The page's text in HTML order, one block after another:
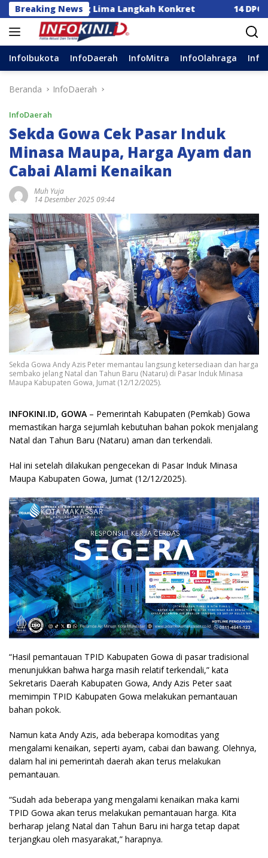
Langsung
ke
konten
Breaking News
Lima Langkah Konkret 14 DPC Terima SK
InfoIbukota InfoDaerah InfoMitra InfoOlahraga
Beranda InfoDaerah
InfoDaerah
Sekda Gowa Cek Pasar Induk
Minasa Maupa, Harga Ayam dan
Cabai Alami Kenaikan
Muh Yuja
14 Desember 2025 09:44
Sekda Gowa Andy Azis Peter memantau langsung ketersediaan dan harga
sembako jelang Natal dan Tahun Baru (Nataru) di Pasar Induk Minasa
Maupa Kabupaten Gowa, Jumat (12/12/2025).
INFOKINI.ID, GOWA – Pemerintah Kabupaten (Pemkab) Gowa
memastikan harga sejumlah kebutuhan bahan pokok menjalang
Natal dan Tahun Baru (Nataru) aman dan terkendali.
Hal ini setelah dilakukan pengecekan di Pasar Induk Minasa
Maupa Kabupaten Gowa, Jumat (12/12/2025).
“Hasil pemantauan TPID Kabupaten Gowa di pasar tradisional
menunjukkan bahwa harga masih relatif terkendali,” kata
Sekretaris Daerah Kabupaten Gowa, Andy Azis Peter saat
memimpin TPID Kabupaten Gowa melakukan pemantauan
bahan pokok.
Namun kata Andy Azis, ada beberapa komoditas yang
mengalami kenaikan, seperti ayam, cabai dan bawang. Olehnya,
dalam hal ini pemerintah daerah akan terus melakukan
pemantauan.
“Sudah ada beberapa yang mengalami kenaikan maka kami
TPID Gowa akan terus melakukan pemantauan harga. Kita
berharap jelang Natal dan Tahun Baru ini harga tetap dapat
terjangkau oleh masyarakat,” harapnya.